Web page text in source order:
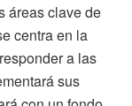
áreas clave de
centra en la
a las
sus